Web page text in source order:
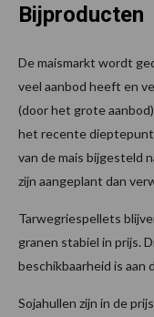
Bijproducten
De maismarkt wordt
veel aanbod heeft en
(door het grote
het recente
van de mais bijgesteld
zijn aangeplant dan
Tarwegriespellets
granen stabiel in prijs.
beschikbaarheid is aan
Sojahullen zijn in de